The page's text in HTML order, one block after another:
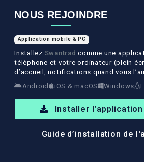
NOUS REJOINDRE
Application mobile & PC
Installez Swantrad comme une
téléphone et votre ordinateur (plein
d’accueil, notifications quand vous
Android
iOS & macOS Windows
Installer l'application
Guide d’installation de